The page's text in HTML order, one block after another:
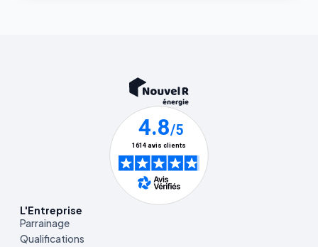
L'Entreprise
Parrainage
Qualifications